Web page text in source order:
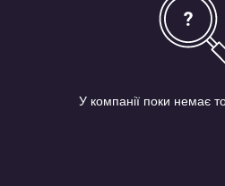
У компанії поки немає